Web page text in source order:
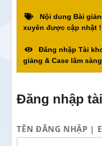
Nội dung Bài
xuyên được cập nhật !
Đăng nhập Tài
giảng & Case lâm
Đăng nhập
TÊN ĐĂNG NHẬP |